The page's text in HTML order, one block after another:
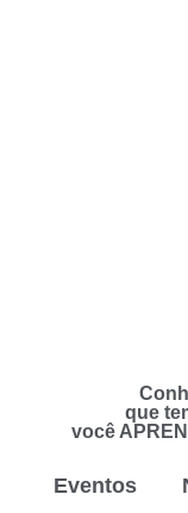
que
você
Eventos